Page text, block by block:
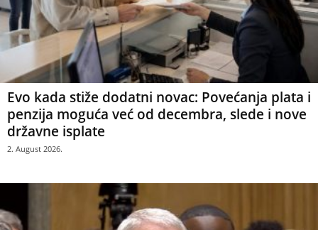
Evo kada stiže dodatni novac: Povećanja plata i
penzija moguća već od decembra, slede i nove
državne isplate
2. August 2026.